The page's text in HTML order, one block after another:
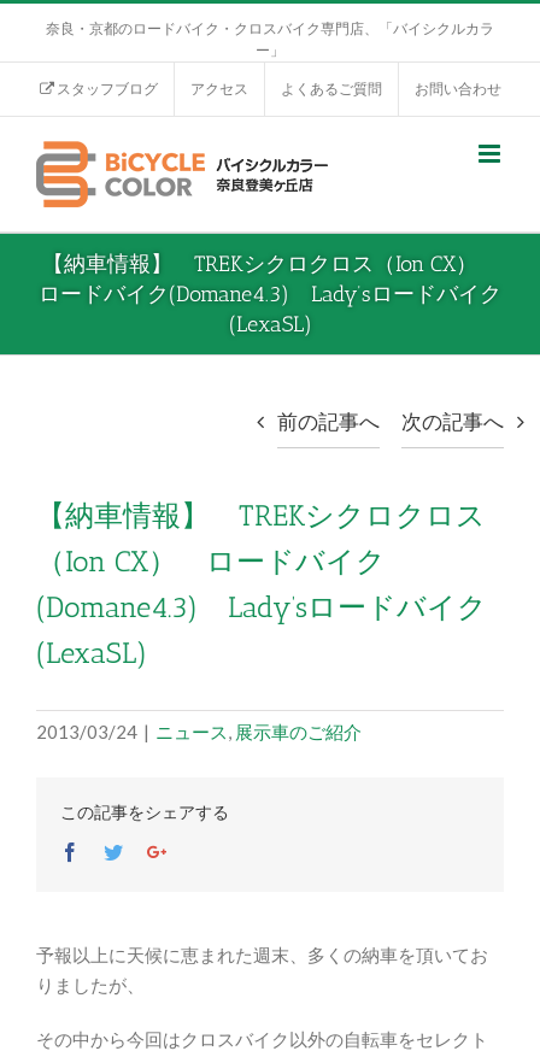
奈良・京都のロードバイク・クロスバイク専門店、「バイシクルカラ
ー」
スタッフブログ アクセス よくあるご質問 お問い合わせ
【納車情報】 TREKシクロクロス（Ion CX）
ロードバイク(Domane4.3) Lady’sロードバイク
(LexaSL)
前の記事へ 次の記事へ
【納車情報】 TREKシクロクロス
（Ion CX） ロードバイク
(Domane4.3) Lady’sロードバイク
(LexaSL)
2013/03/24 | ニュース, 展示車のご紹介
この記事をシェアする
Facebook
TwitterGoogle+
予報以上に天候に恵まれた週末、多くの納車を頂いてお
りましたが、
その中から今回はクロスバイク以外の自転車をセレクト